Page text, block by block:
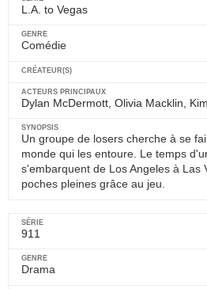
L.A. to Vegas
Comédie
Dylan McDermott Olivia Macklin
Un groupe de losers cherche à se
monde qui les entoure. Le temps
s'embarquent de Los Angeles à Las
poches pleines grâce au jeu.
911
Drama